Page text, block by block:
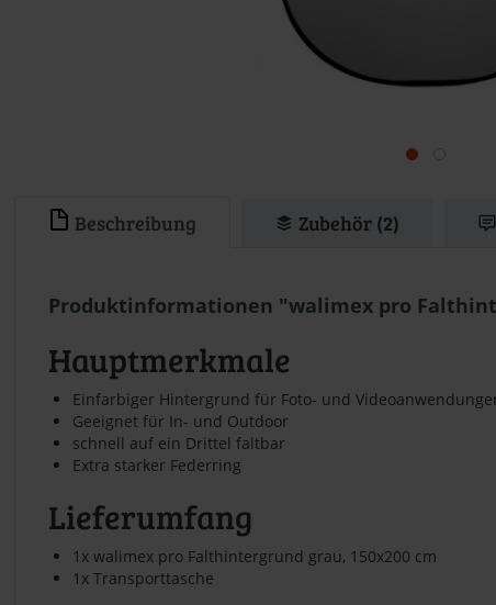
Beschreibung Zubehör (2)
Produktinformationen "walimex pro
Hauptmerkmale
Einfarbiger Hintergrund für Foto- und
Geeignet für In- und Outdoor
schnell auf ein Drittel faltbar
Extra starker Federring
Lieferumfang
1x walimex pro Falthintergrund grau, 150x200 cm
1x Transporttasche